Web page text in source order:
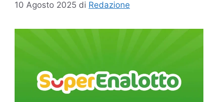
10 Agosto 2025 di Redazione